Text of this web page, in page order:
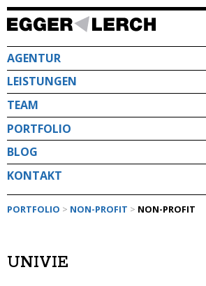
Direkt
zum
AGENTUR
LEISTUNGEN
TEAM
PORTFOLIO
BLOG
KONTAKT
PORTFOLIO > NON-PROFIT > NON-PROFIT
UNIVIE